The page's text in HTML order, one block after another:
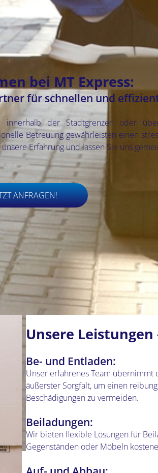
MT Express
bei MT Express:
für schnellen und
innerhalb der Stadtgrenzen oder
Betreuung gewährleisten einen
unsere Erfahrung und lassen Sie uns
ANFRAGEN!
Unsere Leistungen
Be- und Entladen:
Unser erfahrenes Team übernimmt
äußerster Sorgfalt, um einen
Beschädigungen zu vermeiden.
Beiladungen:
Wir bieten flexible Lösungen für
Gegenständen oder Möbeln